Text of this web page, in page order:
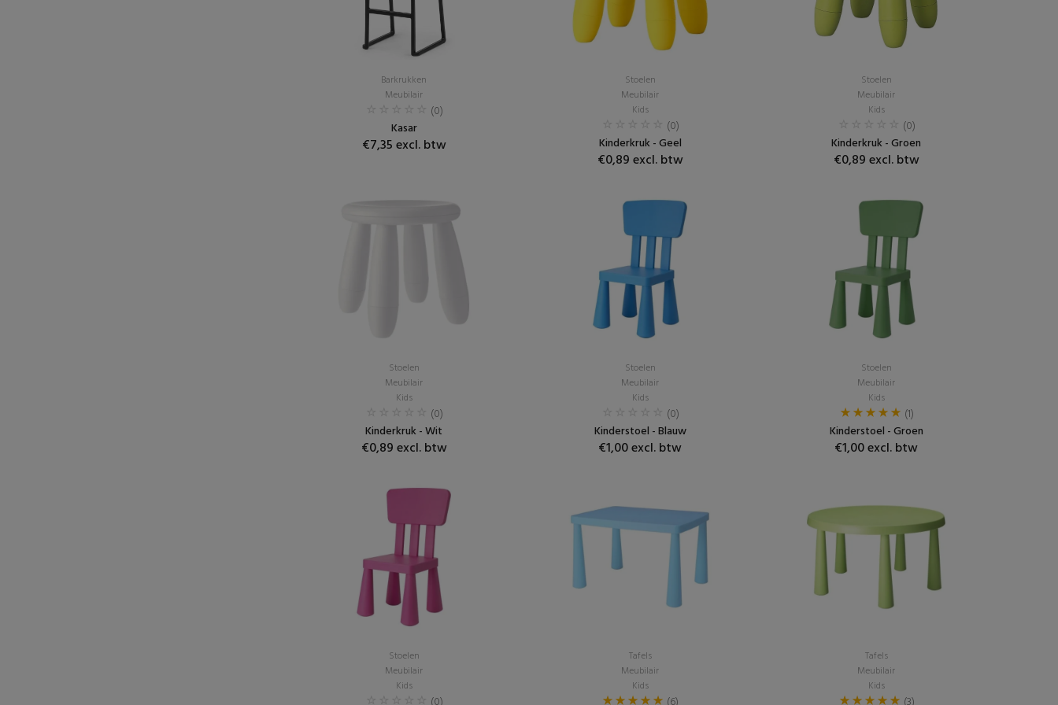
Barkrukken
Meubilair
(0)
Kasar
€7,35 excl. btw
Stoelen
Meubilair
Kids
(0)
Kinderkruk - Geel
€0,89 excl. btw
Stoelen
Meubilair
Kids
(0)
Kinderkruk - Groen
€0,89 excl. btw
Stoelen
Meubilair
Kids
(0)
Kinderkruk - Wit
€0,89 excl. btw
Stoelen
Meubilair
Kids
(0)
Kinderstoel - Blauw
€1,00 excl. btw
Stoelen
Meubilair
Kids
(1)
Kinderstoel - Groen
€1,00 excl. btw
Stoelen
Meubilair
Kids
Tafels
Meubilair
Kids
Tafels
Meubilair
Kids